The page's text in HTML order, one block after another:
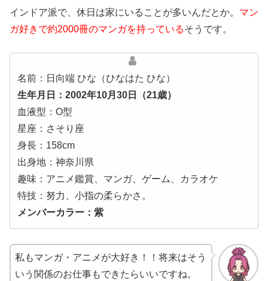
インドア派で、休日は家にいることが多いんだとか。 マン
ガ好きで約2000冊のマンガを持っているそうです。
名前：日向端 ひな（ひなはた ひな）
生年月日：2002年10月30日（21歳）
血液型：O型
星座：さそり座
身長：158cm
出身地：神奈川県
趣味：アニメ鑑賞、マンガ、ゲーム、カラオケ
特技：努力、小指の柔らかさ。
メンバーカラー：紫
私もマンガ・アニメが大好き！！将来はそう
いう関係のお仕事もできたらいいですね。